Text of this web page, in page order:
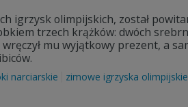
igrzysk olimpijskich, został
trzech krążków: dwóch
mu wyjątkowy prezent, a
narciarskie zimowe igrzyska